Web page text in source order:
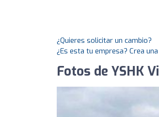
¿Quieres solicitar un cambio?
¿Es esta tu empresa? Crea
Fotos de YSHK